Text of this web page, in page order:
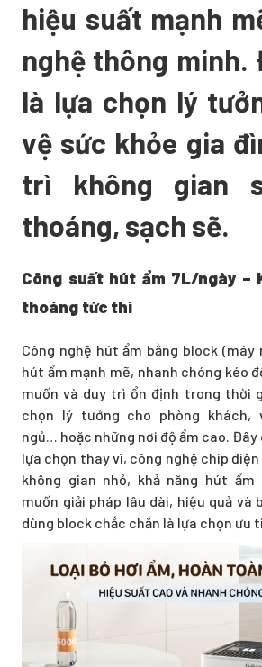
hiệu suất mạnh
nghệ thông minh.
là lựa chọn lý
vệ sức khỏe gia
trì không gian
thoáng, sạch sẽ.
Công suất hút ẩm 7L/ngày –
thoáng tức thì
Công nghệ hút ẩm bằng block (máy
hút ẩm mạnh mẽ, nhanh chóng kéo
muốn và duy trì ổn định trong thời
chọn lý tưởng cho phòng khách,
ngủ… hoặc những nơi độ ẩm cao. Đây
lựa chọn thay vì, công nghệ chip
không gian nhỏ, khả năng hút ẩm
muốn giải pháp lâu dài, hiệu quả và
dùng block chắc chắn là lựa chọn ưu